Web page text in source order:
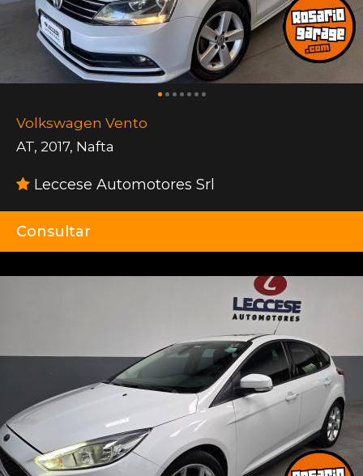
Volkswagen Vento
AT, 2017, Nafta
Leccese Automotores Srl
Consultar